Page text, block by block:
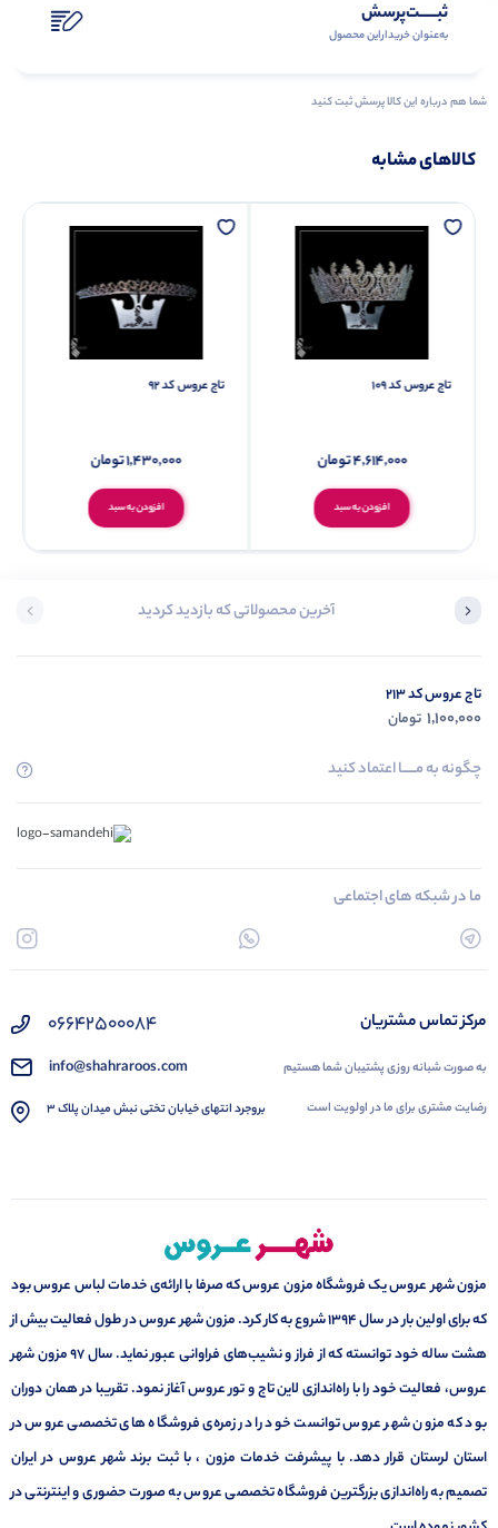
ثبـــــت‌پرسش
به‌عنوان ‌خریدار‌این‌ محصول
شما هم درباره این کالا پرسش ثبت کنید
کالاهای مشابه
تاج عروس کد 109
افزودن به سبد
4,614,000تومان
تاج عروس کد 92
افزودن به سبد
1,430,000تومان
آخرین محصولاتی که بازدید کردید
تاج عروس کد 213
1,100,000 تومان
چگونه به مــــــا اعتماد کنید
ما در شبکه های اجتماعی
مرکز تماس مشتریان
به صورت شبانه روزی پشتیبان شما هستیم
رضایت مشتری برای ما در اولویت است
۰۶۶۴۲۵۰۰۰۸۴
info@shahraroos.com
بروجرد انتهای خیابان تختی نبش میدان پلاک 3
مزون شهر عروس یک فروشگاه مزون عروس که صرفا با ارائه‌ی خدمات لباس عروس بود
که برای اولین بار در سال 1394 شروع به کار کرد. مزون شهر عروس در طول فعالیت بیش از
هشت ساله خود توانسته که از فراز و نشیب‌های فراوانی عبور نماید. سال ۹۷ مزون شهر
عروس، فعالیت خود را با راه‌اندازی لاین تاج و تور عروس آغاز نمود. تقریبا در همان دوران
بود که مزون شهر عروس توانست خود را در زمره‌ی فروشگاه های تخصصی عروس در
استان لرستان قرار دهد. با پیشرفت خدمات مزون ، با ثبت برند شهر عروس در ایران
تصمیم به راه‌اندازی بزرگترین فروشگاه تخصصی عروس به صورت حضوری و اینترنتی در